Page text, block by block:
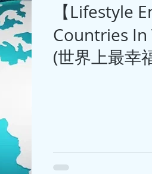
【Nature English】自然英語
語
A】
【Lifestyle
Countries In
(世界上最幸